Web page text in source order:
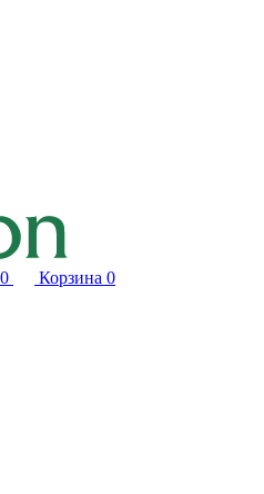
0 Корзина 0